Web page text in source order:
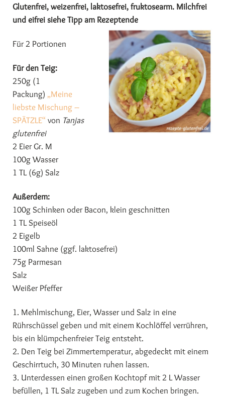
Glutenfrei, weizenfrei, laktosefrei, fruktosearm. Milchfrei
und eifrei siehe Tipp am Rezeptende
Für 2 Portionen
Für den Teig:
250g (1
Packung) „Meine
liebste Mischung –
SPÄTZLE“ von Tanjas
glutenfrei
2 Eier Gr. M
100g Wasser
1 TL (6g) Salz
Außerdem:
100g Schinken oder Bacon, klein geschnitten
1 TL Speiseöl
2 Eigelb
100ml Sahne (ggf. laktosefrei)
75g Parmesan
Salz
Weißer Pfeffer
1. Mehlmischung, Eier, Wasser und Salz in eine
Rührschüssel geben und mit einem Kochlöffel verrühren,
bis ein klümpchenfreier Teig entsteht.
2. Den Teig bei Zimmertemperatur, abgedeckt mit einem
Geschirrtuch, 30 Minuten ruhen lassen.
3. Unterdessen einen großen Kochtopf mit 2 L Wasser
befüllen, 1 TL Salz zugeben und zum Kochen bringen.